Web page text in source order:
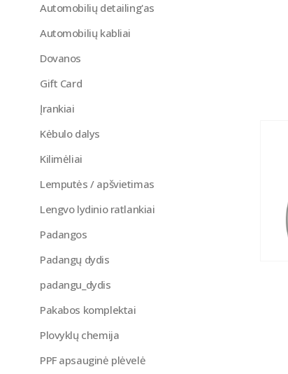
Automobilių detailing'as
Automobilių kabliai
Dovanos
Gift Card
Įrankiai
Kėbulo dalys
Kilimėliai
Lemputės / apšvietimas
Lengvo lydinio ratlankiai
Padangos
Padangų dydis
padangu_dydis
Pakabos komplektai
Plovyklų chemija
PPF apsauginė plėvelė